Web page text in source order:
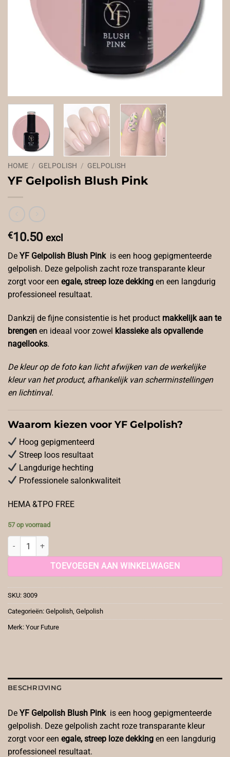
HOME / GELPOLISH / GELPOLISH
YF Gelpolish Blush Pink
€10.50 excl
De YF Gelpolish Blush Pink is een hoog gepigmenteerde
gelpolish. Deze gelpolish zacht roze transparante kleur
zorgt voor een egale, streep loze dekking en een langdurig
professioneel resultaat.
Dankzij de fijne consistentie is het product makkelijk aan te
brengen en ideaal voor zowel klassieke als opvallende
nagellooks.
De kleur op de foto kan licht afwijken van de werkelijke
kleur van het product, afhankelijk van scherminstellingen
en lichtinval.
Waarom kiezen voor YF Gelpolish?
Hoog gepigmenteerd
Streep loos resultaat
Langdurige hechting
Professionele salonkwaliteit
HEMA &TPO FREE
57 op voorraad
YF Gelpolish Blush Pink aantal
TOEVOEGEN AAN WINKELWAGEN
SKU: 3009
Categorieën: Gelpolish, Gelpolish
Merk: Your Future
BESCHRIJVING
De YF Gelpolish Blush Pink is een hoog gepigmenteerde
gelpolish. Deze gelpolish zacht roze transparante kleur
zorgt voor een egale, streep loze dekking en een langdurig
professioneel resultaat.